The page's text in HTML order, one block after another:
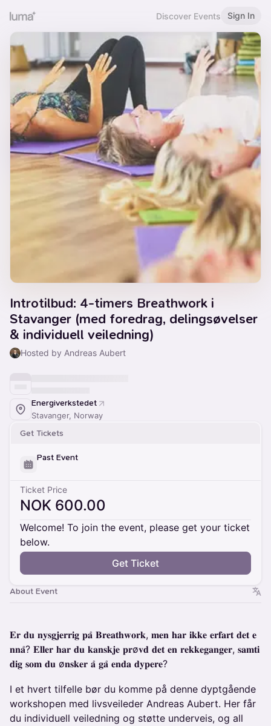
Discover Events Sign In
Introtilbud: 4-timers Breathwork i
Stavanger (med foredrag, delingsøvelser
& individuell veiledning)
Hosted by Andreas Aubert
Energiverkstedet
Stavanger, Norway
Get Tickets
Past Event
Ticket Price
NOK 600.00
Welcome! To join the event, please get your ticket
below.
Get Ticket
About Event
𝐄𝐫 𝐝𝐮 𝐧𝐲𝐬𝐠𝐣𝐞𝐫𝐫𝐢𝐠 𝐩𝐚̊ 𝐁𝐫𝐞𝐚𝐭𝐡𝐰𝐨𝐫𝐤, 𝐦𝐞𝐧 𝐡𝐚𝐫 𝐢𝐤𝐤𝐞 𝐞𝐫𝐟𝐚𝐫𝐭 𝐝𝐞𝐭 𝐞
𝐧𝐧𝐚̊? 𝐄𝐥𝐥𝐞𝐫 𝐡𝐚𝐫 𝐝𝐮 𝐤𝐚𝐧𝐬𝐤𝐣𝐞 𝐩𝐫ø𝐯𝐝 𝐝𝐞𝐭 𝐞𝐧 𝐫𝐞𝐤𝐤𝐞𝐠𝐚𝐧𝐠𝐞𝐫, 𝐬𝐚𝐦𝐭𝐢
𝐝𝐢𝐠 𝐬𝐨𝐦 𝐝𝐮 ø𝐧𝐬𝐤𝐞𝐫 𝐚̊ 𝐠𝐚̊ 𝐞𝐧𝐝𝐚 𝐝𝐲𝐩𝐞𝐫𝐞?
I et hvert tilfelle bør du komme på denne dyptgående
workshopen med livsveileder Andreas Aubert. Her får
du individuell veiledning og støtte underveis, og all